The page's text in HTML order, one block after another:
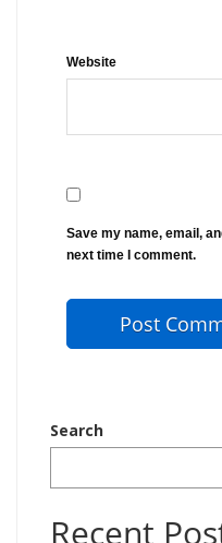
Website
Save my name, email,
next time I comment.
Search
Recent